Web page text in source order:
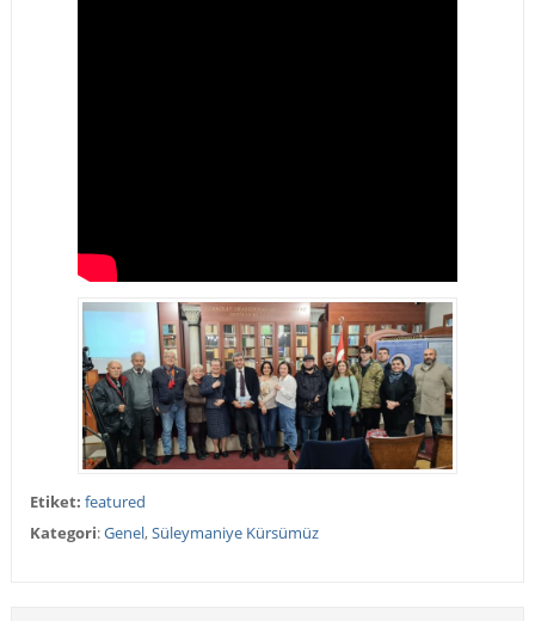
Etiket: featured
Kategori:Genel,Süleymaniye Kürsümüz